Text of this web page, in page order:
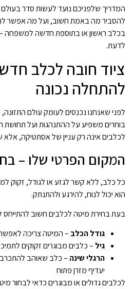
המדריך שלפניכם נועד לעשות סדר בעולם
להסביר מה באמת חשוב, ועל מה אפשר
בכלב ראשון או בתוספת חדשה למשפחה
לדעת.
ציוד חובה לכלב
להתחלה נכונה
לפני שאנחנו נכנסים לעומק עולם
בוחרים משפיע על ההתנהגות ועל תחושת
לכלבים אינה רק עניין של אסתטיקה, אלא
המקום הפרטי שלו –
כל כלב, ללא קשר לגזע או לגודל, זקוק
הוא יכול לנוח, להירגע ולהתנתק.
בעת בחירת מיטה לכלבים חשוב להתייחס
גודל הכלב – המיטה צריכה
גיל – כלבים מבוגרים זקוקים
הרגלי שינה – כלב שאוהב
יעדיף מזרן פתוח
לכלבים גדולים או מבוגרים כדאי לבחור